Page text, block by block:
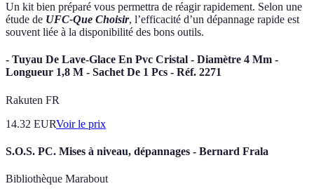
Un kit bien préparé vous permettra de réagir rapidement. Selon une
étude de UFC-Que Choisir, l’efficacité d’un dépannage rapide est
souvent liée à la disponibilité des bons outils.
- Tuyau De Lave-Glace En Pvc Cristal - Diamètre 4 Mm -
Longueur 1,8 M - Sachet De 1 Pcs - Réf. 2271
Rakuten FR
14.32 EURVoir le prix
S.O.S. PC. Mises à niveau, dépannages - Bernard Frala
Bibliothèque Marabout